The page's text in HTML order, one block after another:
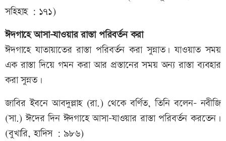
সহিহাহ : ১৭১)
ঈদগাহে আসা-যাওয়ার রাস্তা পরিবর্তন করা
ঈদগাহে যাতায়াতের রাস্তা পরিবর্তন করা সুন্নাত। যাওয়াত সময়
এক রাস্তা দিয়ে গমন করা আর প্রস্তানের সময় অন্য রাস্তা ব্যবহার
করা সুন্নত।
জাবির ইবনে আবদুল্লাহ (রা.) থেকে বর্ণিত, তিনি বলেন- নবীজি
(সা.) ঈদের দিন ঈদগাহে আসা-যাওয়ার রাস্তা পরিবর্তন করতেন।
(বুখারি, হাদিস : ৯৮৬)